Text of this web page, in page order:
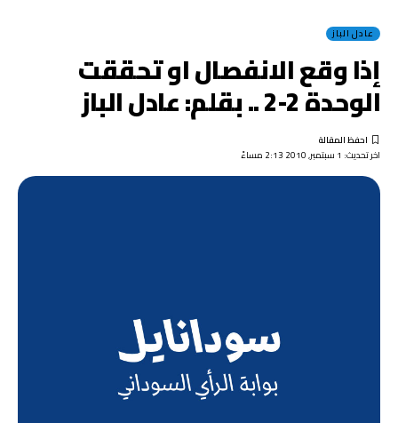
عادل الباز
إذا وقع الانفصال او تحققت
الوحدة 2-2 .. بقلم: عادل الباز
اخر تحديث: 1 سبتمبر, 2010 2:13 مساءً